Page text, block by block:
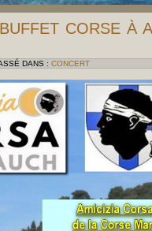
CORSE À
DANS : CONCERT